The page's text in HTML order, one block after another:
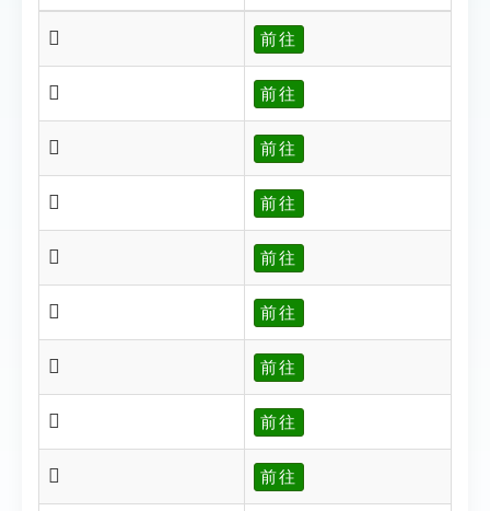
𡘻 前往
𡘼 前往
𡙁 前往
𡙄 前往
𡙈 前往
𡙉 前往
𡙊 前往
𡙌 前往
𡙎 前往